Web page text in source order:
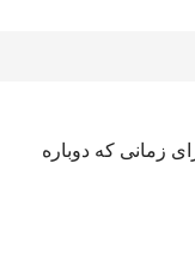
زمانی که دوباره